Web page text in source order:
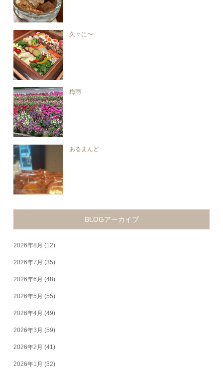
久々に〜
梅雨
あるまんど
BLOGアーカイブ
2026年8月 (12)
2026年7月 (35)
2026年6月 (48)
2026年5月 (55)
2026年4月 (49)
2026年3月 (59)
2026年2月 (41)
2026年1月 (32)